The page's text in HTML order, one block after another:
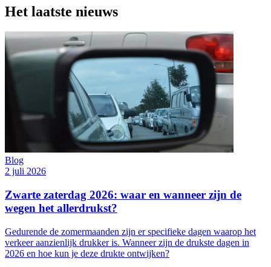
Het laatste nieuws
Blog
2 juli 2026
Zwarte zaterdag 2026: waar en wanneer zijn de
wegen het allerdrukst?
Gedurende de zomermaanden zijn er specifieke dagen waarop het
verkeer aanzienlijk drukker is. Wanneer zijn de drukste dagen in
2026 en hoe kun je deze drukte ontwijken?